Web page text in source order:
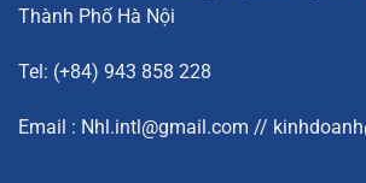
Thành Phố Hà Nội
Tel: (+84) 943 858 228
Email : Nhl.intl@gmail.com //